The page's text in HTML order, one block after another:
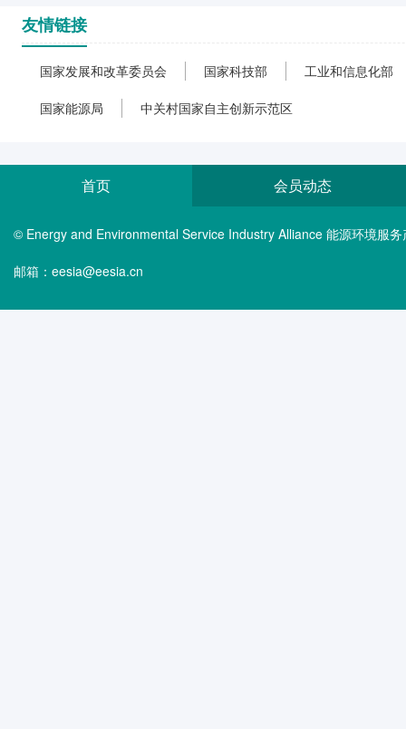
友情链接
国家发展和改革委员会 国家科技部 工业和信息化部
国家能源局 中关村国家自主创新示范区
首页 会员动态
© Energy and Environmental Service Industry Alliance 能源环境服
邮箱：eesia@eesia.cn